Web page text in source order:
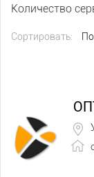
Количество
Сортировать: